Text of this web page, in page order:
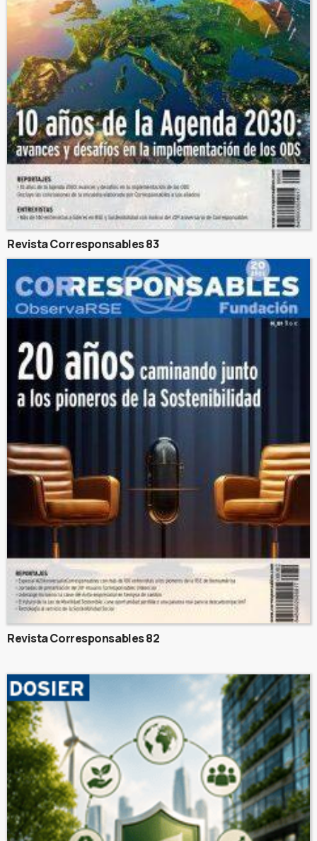
Revista Corresponsables 83
Revista Corresponsables 82